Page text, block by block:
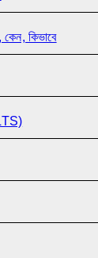
কিভাবে